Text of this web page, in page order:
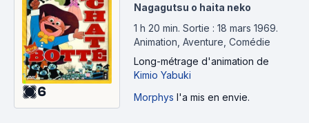
6
Nagagutsu o haita neko
1 h 20 min. Sortie : 18 mars 1969.
Animation, Aventure, Comédie
Long-métrage d'animation de
Kimio Yabuki
Morphys l'a mis en envie.